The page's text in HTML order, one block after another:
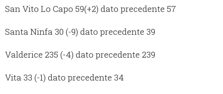
San Vito Lo Capo 59(+2) dato precedente 57
Santa Ninfa 30 (-9) dato precedente 39
Valderice 235 (-4) dato precedente 239
Vita 33 (-1) dato precedente 34